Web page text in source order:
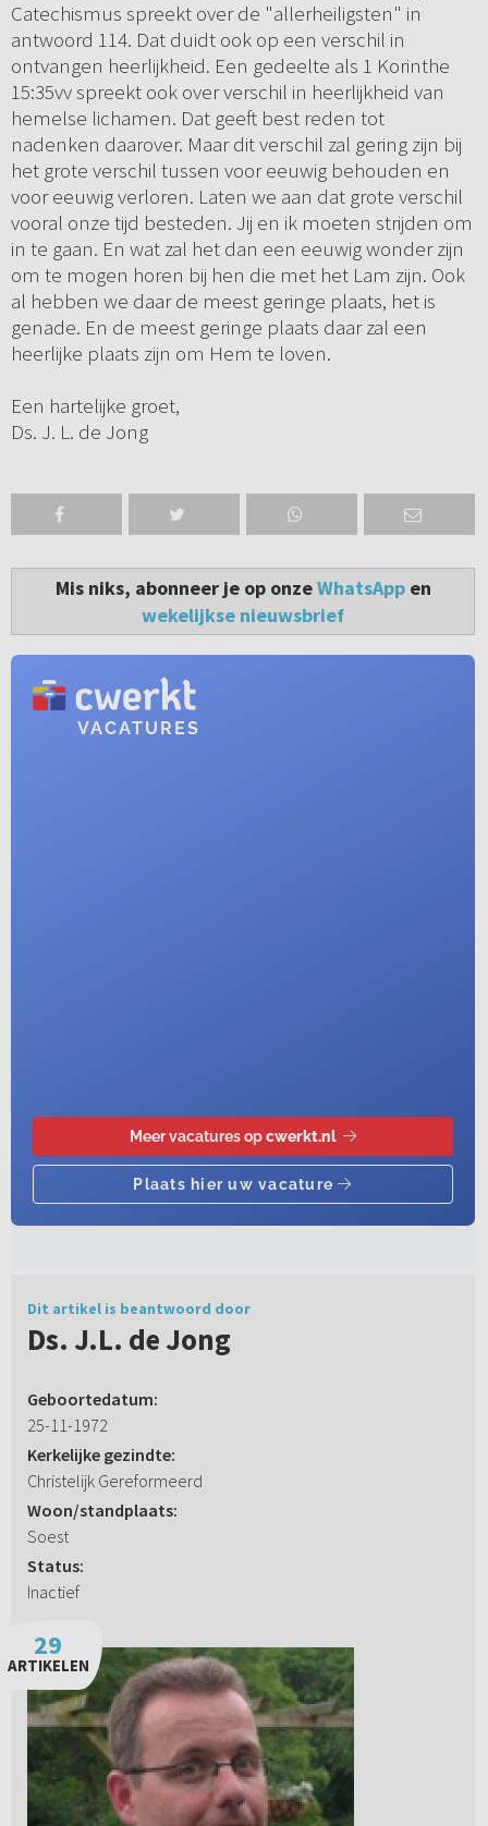
Catechismus spreekt over de "allerheiligsten" in
antwoord 114. Dat duidt ook op een verschil in
ontvangen heerlijkheid. Een gedeelte als 1 Korinthe
15:35vv spreekt ook over verschil in heerlijkheid van
hemelse lichamen. Dat geeft best reden tot
nadenken daarover. Maar dit verschil zal gering zijn bij
het grote verschil tussen voor eeuwig behouden en
voor eeuwig verloren. Laten we aan dat grote verschil
vooral onze tijd besteden. Jij en ik moeten strijden om
in te gaan. En wat zal het dan een eeuwig wonder zijn
om te mogen horen bij hen die met het Lam zijn. Ook
al hebben we daar de meest geringe plaats, het is
genade. En de meest geringe plaats daar zal een
heerlijke plaats zijn om Hem te loven.
Een hartelijke groet,
Ds. J. L. de Jong
Mis niks, abonneer je op onzeWhatsAppen
wekelijkse nieuwsbrief
Dit artikel is beantwoord door
Ds. J.L. de Jong
Geboortedatum:
25-11-1972
Kerkelijke gezindte:
Christelijk Gereformeerd
Woon/standplaats:
Soest
Status:
Inactief
29
ARTIKELEN